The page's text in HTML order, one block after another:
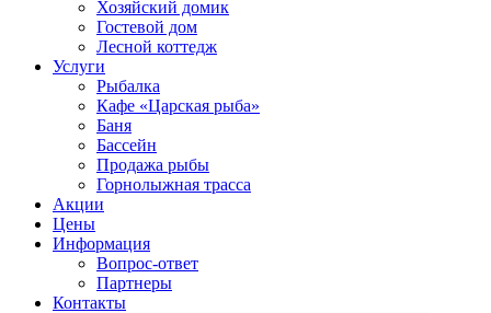
Хозяйский домик
Гостевой дом
Лесной коттедж
Услуги
Рыбалка
Кафе «Царская рыба»
Баня
Бассейн
Продажа рыбы
Горнолыжная трасса
Акции
Цены
Информация
Вопрос-ответ
Партнеры
Контакты